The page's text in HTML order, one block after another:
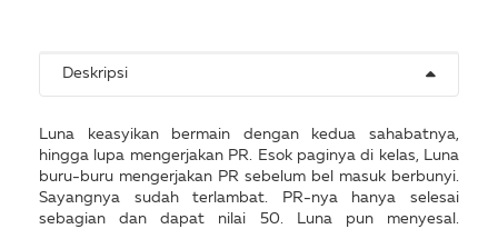
Deskripsi
Luna keasyikan bermain dengan kedua sahabatnya,
hingga lupa mengerjakan PR. Esok paginya di kelas, Luna
buru-buru mengerjakan PR sebelum bel masuk berbunyi.
Sayangnya sudah terlambat. PR-nya hanya selesai
sebagian dan dapat nilai 50. Luna pun menyesal.